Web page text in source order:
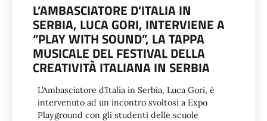
L’AMBASCIATORE D’ITALIA IN
SERBIA, LUCA GORI, INTERVIENE A
“PLAY WITH SOUND”, LA TAPPA
MUSICALE DEL FESTIVAL DELLA
CREATIVITÀ ITALIANA IN SERBIA
L’Ambasciatore d’Italia in Serbia, Luca Gori, è
intervenuto ad un incontro svoltosi a Expo
Playground con gli studenti delle scuole